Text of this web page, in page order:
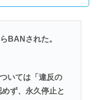
BANされた。
いては「違反の
ず、永久停止と